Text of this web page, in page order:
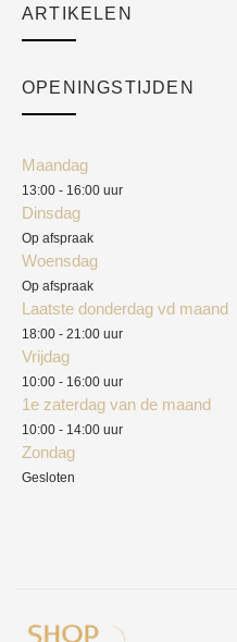
Academy
ARTIKELEN
OPENINGSTIJDEN
Maandag
13:00 - 16:00 uur
Dinsdag
Op afspraak
Woensdag
Op afspraak
Laatste donderdag vd maand
18:00 - 21:00 uur
Vrijdag
10:00 - 16:00 uur
1e zaterdag van de maand
10:00 - 14:00 uur
Zondag
Gesloten